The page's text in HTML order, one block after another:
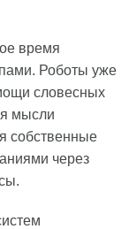
время
Роботы уже
словесных
мысли
собственные
через